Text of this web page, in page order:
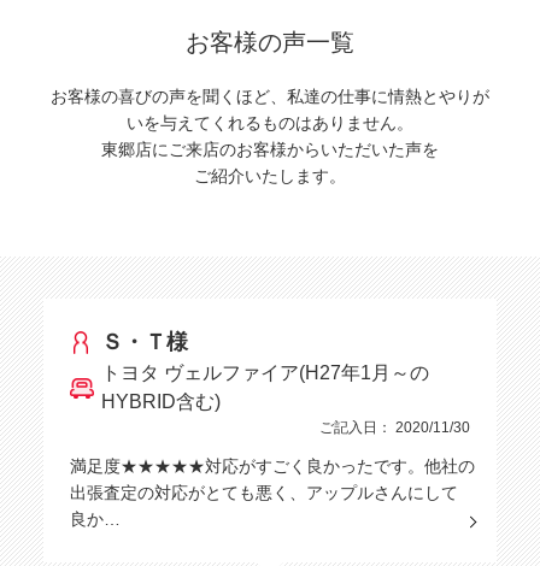
お客様の声一覧
お客様の喜びの声を聞くほど、私達の仕事に情熱とやりが
いを与えてくれるものはありません。
東郷店にご来店のお客様からいただいた声を
ご紹介いたします。
Ｓ・Ｔ様
トヨタ ヴェルファイア(H27年1月～の
HYBRID含む)
ご記入日： 2020/11/30
満足度★★★★★対応がすごく良かったです。他社の
出張査定の対応がとても悪く、アップルさんにして
良か…